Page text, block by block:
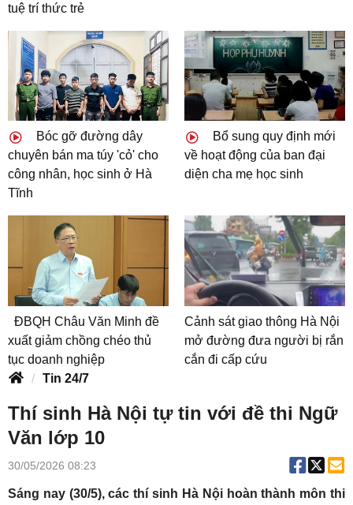
tuệ trí thức trẻ
Bóc gỡ đường dây
chuyên bán ma túy 'cỏ' cho
công nhân, học sinh ở Hà
Tĩnh
Bổ sung quy định mới
về hoạt động của ban đại
diện cha mẹ học sinh
ĐBQH Châu Văn Minh đề
xuất giảm chồng chéo thủ
tục doanh nghiệp
Cảnh sát giao thông Hà Nội
mở đường đưa người bị rắn
cắn đi cấp cứu
Tin 24/7
Thí sinh Hà Nội tự tin với đề thi Ngữ
Văn lớp 10
30/05/2026 08:23
Sáng nay (30/5), các thí sinh Hà Nội hoàn thành môn thi